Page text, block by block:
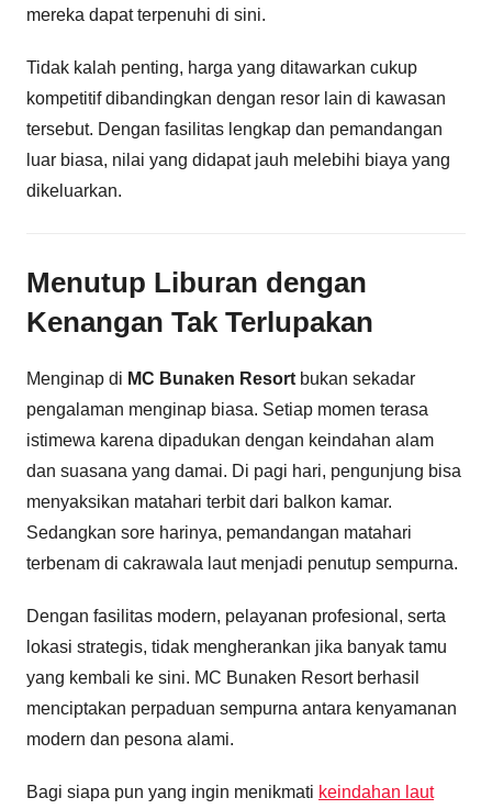
mereka dapat terpenuhi di sini.
Tidak kalah penting, harga yang ditawarkan cukup
kompetitif dibandingkan dengan resor lain di kawasan
tersebut. Dengan fasilitas lengkap dan pemandangan
luar biasa, nilai yang didapat jauh melebihi biaya yang
dikeluarkan.
Menutup Liburan dengan
Kenangan Tak Terlupakan
Menginap di MC Bunaken Resort bukan sekadar
pengalaman menginap biasa. Setiap momen terasa
istimewa karena dipadukan dengan keindahan alam
dan suasana yang damai. Di pagi hari, pengunjung bisa
menyaksikan matahari terbit dari balkon kamar.
Sedangkan sore harinya, pemandangan matahari
terbenam di cakrawala laut menjadi penutup sempurna.
Dengan fasilitas modern, pelayanan profesional, serta
lokasi strategis, tidak mengherankan jika banyak tamu
yang kembali ke sini. MC Bunaken Resort berhasil
menciptakan perpaduan sempurna antara kenyamanan
modern dan pesona alami.
Bagi siapa pun yang ingin menikmati keindahan laut